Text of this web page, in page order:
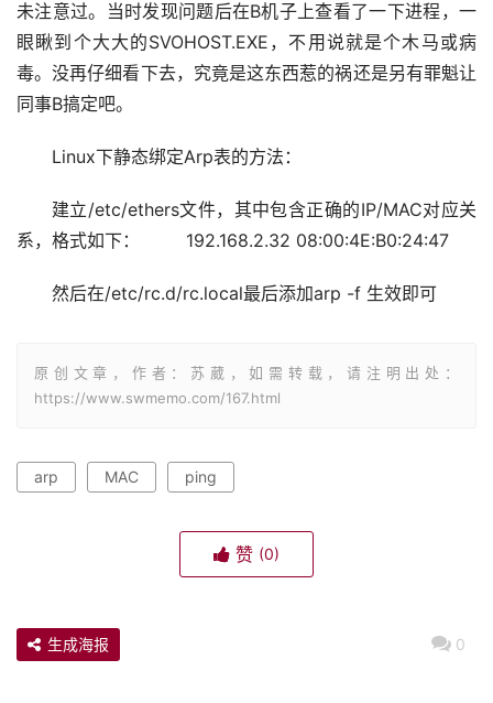
未注意过。当时发现问题后在B机子上查看了一下进程，一
眼瞅到个大大的SVOHOST.EXE，不用说就是个木马或病
毒。没再仔细看下去，究竟是这东西惹的祸还是另有罪魁让
同事B搞定吧。
Linux下静态绑定Arp表的方法：
建立/etc/ethers文件，其中包含正确的IP/MAC对应关
系，格式如下：  　　192.168.2.32 08:00:4E:B0:24:47
然后在/etc/rc.d/rc.local最后添加arp -f 生效即可
原创文章，作者：苏葳，如需转载，请注明出处：
https://www.swmemo.com/167.html
arp MAC ping
赞 (0)
0
生成海报